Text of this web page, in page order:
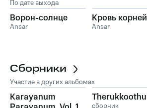
По дате выхода
Ворон-солнце
Ansar
Кровь корней
Ansar
Сборники
Участие в других альбомах
Karayanum
Therukkoothu
сборник